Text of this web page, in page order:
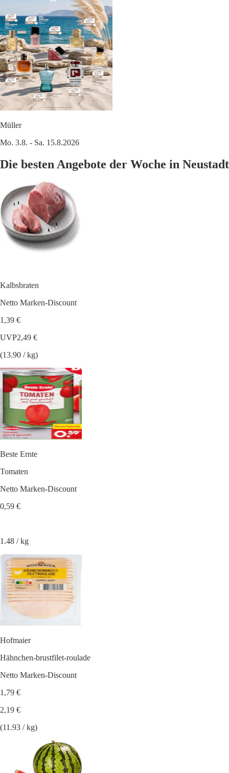
Müller
Mo. 3.8. - Sa. 15.8.2026
Die besten Angebote der Woche in Neustadt
Kalbsbraten
Netto Marken-Discount
1,39 €
UVP2,49 €
(13.90 / kg)
Beste Ernte
Tomaten
Netto Marken-Discount
0,59 €
1.48 / kg
Hofmaier
Hähnchen-brustfilet-roulade
Netto Marken-Discount
1,79 €
2,19 €
(11.93 / kg)